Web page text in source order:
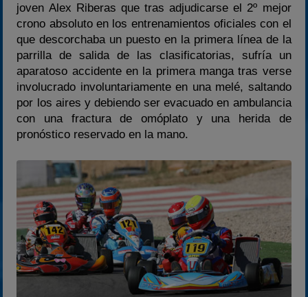
joven Alex Riberas que tras adjudicarse el 2º mejor
crono absoluto en los entrenamientos oficiales con el
que descorchaba un puesto en la primera línea de la
parrilla de salida de las clasificatorias, sufría un
aparatoso accidente en la primera manga tras verse
involucrado involuntariamente en una melé, saltando
por los aires y debiendo ser evacuado en ambulancia
con una fractura de omóplato y una herida de
pronóstico reservado en la mano.